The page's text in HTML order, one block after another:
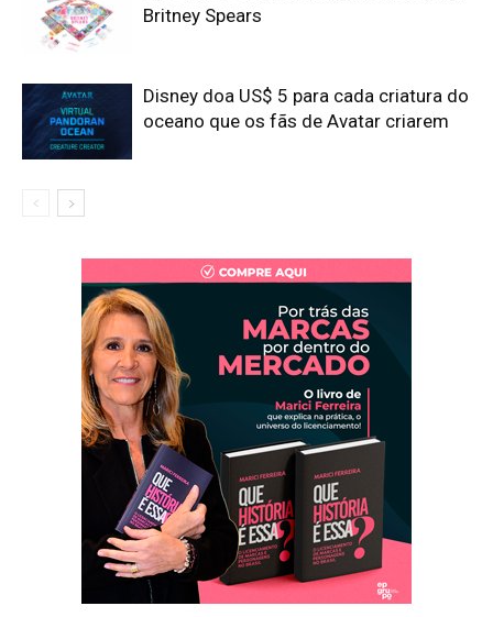
Britney Spears
Disney doa US$ 5 para cada criatura do
oceano que os fãs de Avatar criarem